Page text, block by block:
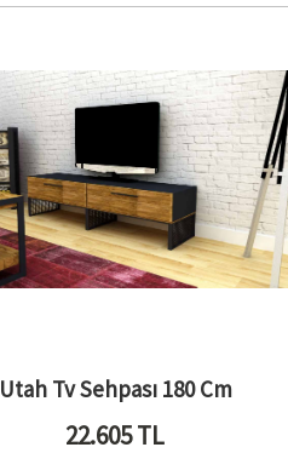
Utah Tv Sehpası 180 Cm
22.605TL